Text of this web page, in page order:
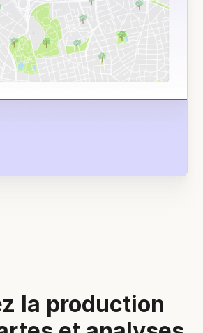
la production